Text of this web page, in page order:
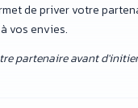
de priver votre
vos envies.
partenaire avant